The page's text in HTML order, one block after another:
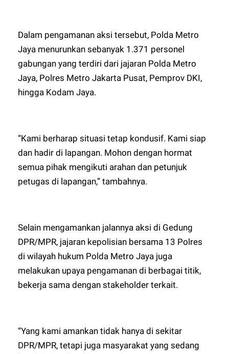
Dalam pengamanan aksi tersebut, Polda Metro
Jaya menurunkan sebanyak 1.371 personel
gabungan yang terdiri dari jajaran Polda Metro
Jaya, Polres Metro Jakarta Pusat, Pemprov DKI,
hingga Kodam Jaya.
“Kami berharap situasi tetap kondusif. Kami siap
dan hadir di lapangan. Mohon dengan hormat
semua pihak mengikuti arahan dan petunjuk
petugas di lapangan,” tambahnya.
Selain mengamankan jalannya aksi di Gedung
DPR/MPR, jajaran kepolisian bersama 13 Polres
di wilayah hukum Polda Metro Jaya juga
melakukan upaya pengamanan di berbagai titik,
bekerja sama dengan stakeholder terkait.
“Yang kami amankan tidak hanya di sekitar
DPR/MPR, tetapi juga masyarakat yang sedang